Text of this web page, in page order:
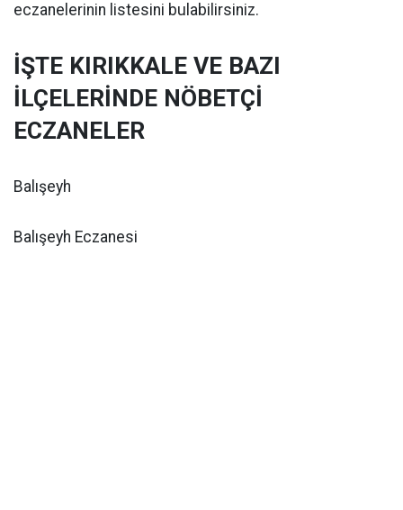
eczanelerinin listesini bulabilirsiniz.
İŞTE KIRIKKALE VE BAZI
İLÇELERİNDE NÖBETÇİ
ECZANELER
Balışeyh
Balışeyh Eczanesi